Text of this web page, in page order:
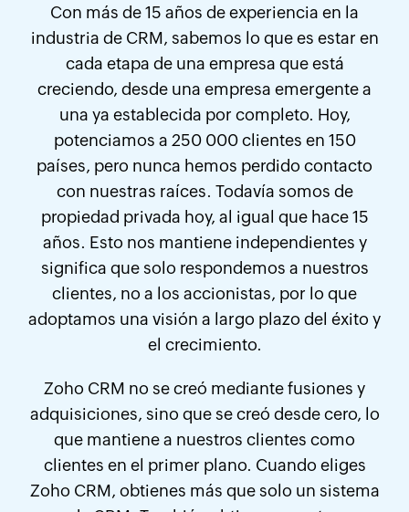
Con más de 15 años de experiencia en la
industria de CRM, sabemos lo que es estar en
cada etapa de una empresa que está
creciendo, desde una empresa emergente a
una ya establecida por completo. Hoy,
potenciamos a 250 000 clientes en 150
países, pero nunca hemos perdido contacto
con nuestras raíces. Todavía somos de
propiedad privada hoy, al igual que hace 15
años. Esto nos mantiene independientes y
significa que solo respondemos a nuestros
clientes, no a los accionistas, por lo que
adoptamos una visión a largo plazo del éxito y
el crecimiento.
Zoho CRM no se creó mediante fusiones y
adquisiciones, sino que se creó desde cero, lo
que mantiene a nuestros clientes como
clientes en el primer plano. Cuando eliges
Zoho CRM, obtienes más que solo un sistema